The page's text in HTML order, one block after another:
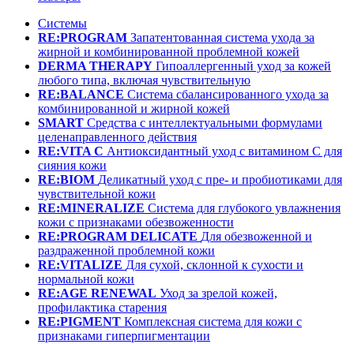
Системы
RE:PROGRAM Запатентованная система ухода за
жирной и комбинированной проблемной кожей
DERMA THERAPY Гипоаллергенный уход за кожей
любого типа, включая чувствительную
RE:BALANCE Система сбалансированного ухода за
комбинированной и жирной кожей
SMART Средства с интеллектуальными формулами
целенаправленного действия
RE:VITA C Антиоксидантный уход с витамином С для
сияния кожи
RE:BIOM Деликатный уход с пре- и пробиотиками для
чувствительной кожи
RE:MINERALIZE Система для глубокого увлажнения
кожи с признаками обезвоженности
RE:PROGRAM DELICATE Для обезвоженной и
раздраженной проблемной кожи
RE:VITALIZE Для сухой, склонной к сухости и
нормальной кожи
RE:AGE RENEWAL Уход за зрелой кожей,
профилактика старения
RE:PIGMENT Комплексная система для кожи с
признаками гиперпигментации